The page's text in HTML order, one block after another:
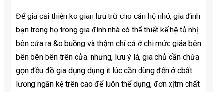
Để gia cải thiện ko gian lưu trữ cho căn hộ nhỏ, gia đình
bạn trong họ trong gia đình nhà có thể thiết kế hệ tủ nhị
bên cửa ra &o buồng và thậm chí cả ở chi mức giáa bên
bên bên bên trên cửa. nhưng, lưu ý là, gia chủ cần chứa
gọn đều đồ gia dụng dụng ít lúc cần dùng đến ở cbất
lương ngăn kệ trên cao để luôn thể dụng, đơn xịtm chất